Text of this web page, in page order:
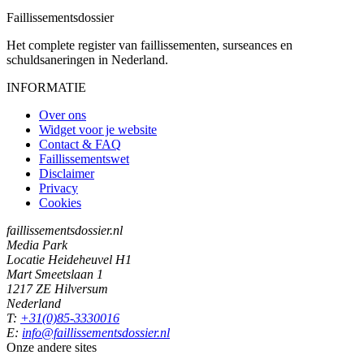
Faillissementsdossier
Het complete register van faillissementen, surseances en
schuldsaneringen in Nederland.
INFORMATIE
Over ons
Widget voor je website
Contact & FAQ
Faillissementswet
Disclaimer
Privacy
Cookies
faillissementsdossier.nl
Media Park
Locatie Heideheuvel H1
Mart Smeetslaan 1
1217 ZE Hilversum
Nederland
T: +31(0)85-3330016
E: info@faillissementsdossier.nl
Onze andere sites